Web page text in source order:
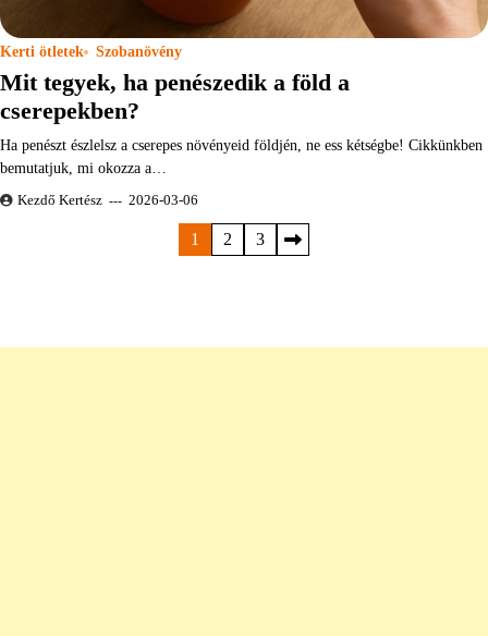
Kerti ötletek Szobanövény
Mit tegyek, ha penészedik a föld a
cserepekben?
Ha penészt észlelsz a cserepes növényeid földjén, ne ess kétségbe! Cikkünkben
bemutatjuk, mi okozza a…
Kezdő Kertész 2026-03-06
1 2 3